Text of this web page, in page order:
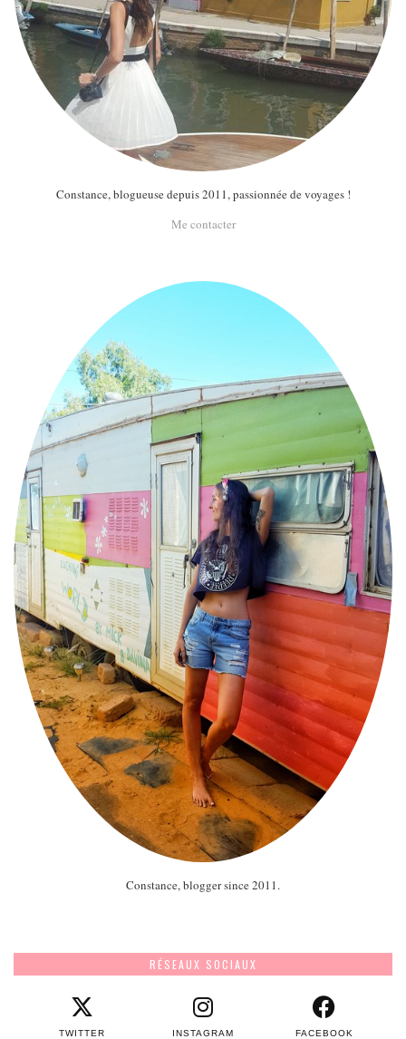
Constance, blogueuse depuis 2011, passionnée de voyages !
Me contacter
Constance, blogger since 2011.
RÉSEAUX SOCIAUX
TWITTER INSTAGRAM FACEBOOK